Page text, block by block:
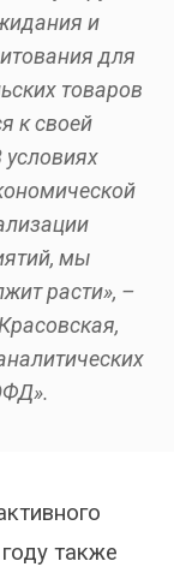
и
для
товаров
к своей
условиях
мы
расти», –
также